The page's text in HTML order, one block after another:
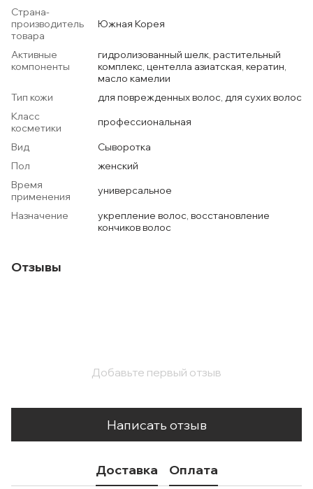
Страна-
производитель
товара
Южная Корея
Активные
компоненты
гидролизованный шелк, растительный
комплекс, центелла азиатская, кератин,
масло камелии
Тип кожи
для поврежденных волос, для сухих волос
Класс
косметики
профессиональная
Вид
Сыворотка
Пол
женский
Время
применения
универсальное
Назначение
укрепление волос, восстановление
кончиков волос
Отзывы
Добавьте первый отзыв
Написать отзыв
Доставка Оплата